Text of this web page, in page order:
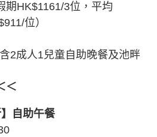
期HK$1161/3位，平均
位）
2成人1兒童自助晚餐及池畔
＜
】自助午餐